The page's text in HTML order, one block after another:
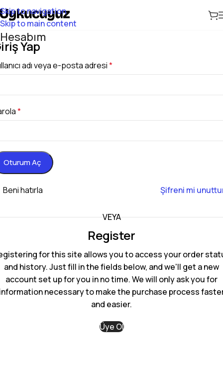
Skip to navigation
Skip to main content
Hesabım
Yap
adı veya e-posta adresi*
*
Oturum Aç
Şifreni mi
Beni hatırla
VEYA
Register
for this site allows you to access your order
and history. Just fill in the fields below, and we'll get a new
account set up for you in no time. We will only ask you for
necessary to make the purchase process
and easier.
Üye Ol